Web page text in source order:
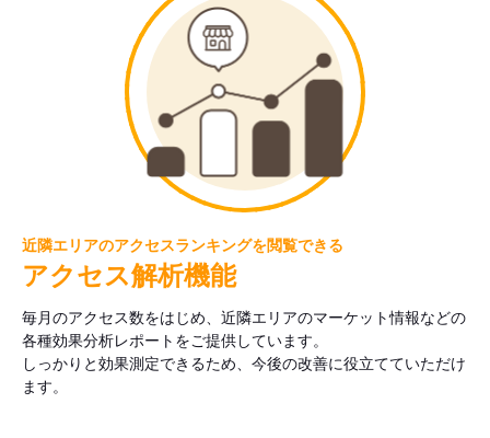
近隣エリアのアクセスランキングを閲覧できる
アクセス解析機能
毎月のアクセス数をはじめ、近隣エリアのマーケット情報などの
各種効果分析レポートをご提供しています。
しっかりと効果測定できるため、今後の改善に役立てていただけ
ます。